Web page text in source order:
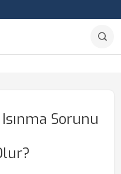
Sorunu